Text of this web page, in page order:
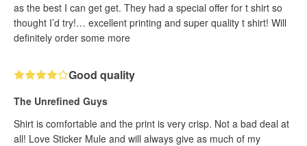
as the best I can get get. They had a special offer for t shirt so
thought I’d try!… excellent printing and super quality t shirt! Will
definitely order some more
Good quality
The Unrefined Guys
Shirt is comfortable and the print is very crisp. Not a bad deal at
all! Love Sticker Mule and will always give as much of my